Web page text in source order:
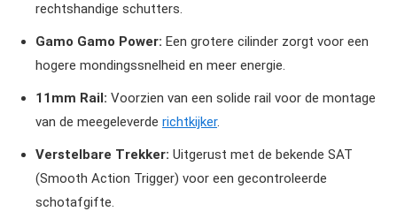
rechtshandige schutters.
Gamo Gamo Power: Een grotere cilinder zorgt voor een
hogere mondingssnelheid en meer energie.
11mm Rail: Voorzien van een solide rail voor de montage
van de meegeleverde richtkijker.
Verstelbare Trekker: Uitgerust met de bekende SAT
(Smooth Action Trigger) voor een gecontroleerde
schotafgifte.